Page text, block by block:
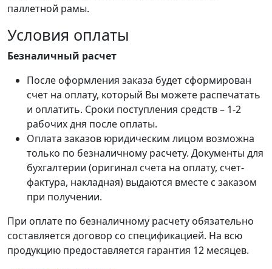
паллетной рамы.
Условия оплаты
Безналичный расчет
После оформления заказа будет сформирован
счет на оплату, который Вы можете распечатать
и оплатить. Сроки поступления средств – 1-2
рабочих дня после оплаты.
Оплата заказов юридическим лицом возможна
только по безналичному расчету. Документы для
бухгалтерии (оригинал счета на оплату, счет-
фактура, накладная) выдаются вместе с заказом
при получении.
При оплате по безналичному расчету обязательно
составляется договор со спецификацией. На всю
продукцию предоставляется гарантия 12 месяцев.